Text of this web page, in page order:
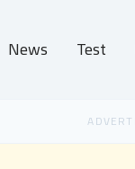
News Test